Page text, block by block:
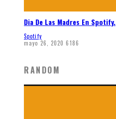
Dia De Las Madres En Spotify.
Spotify
mayo 26, 2020 6186
RANDOM